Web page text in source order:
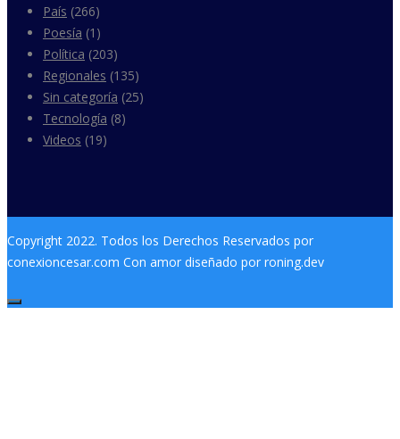
País (266)
Poesía (1)
Política (203)
Regionales (135)
Sin categoría (25)
Tecnología (8)
Videos (19)
Copyright 2022. Todos los Derechos Reservados por
conexioncesar.com Con amor diseñado por roning.dev